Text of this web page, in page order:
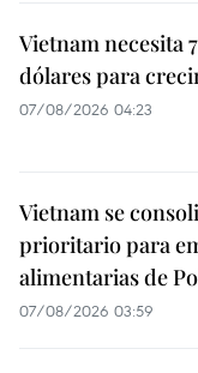
Vietnam necesita
dólares para
07/08/2026 04:23
Vietnam se
prioritario para
alimentarias de
07/08/2026 03:59